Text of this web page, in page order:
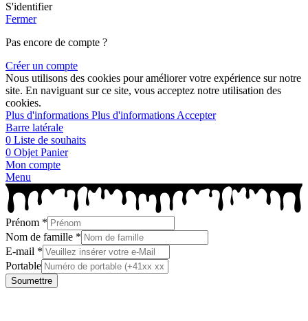
S'identifier
Fermer
Pas encore de compte ?
Créer un compte
Nous utilisons des cookies pour améliorer votre expérience sur notre
site. En naviguant sur ce site, vous acceptez notre utilisation des
cookies.
Plus d'informations Plus d'informations Accepter
Barre latérale
0 Liste de souhaits
0 Objet Panier
Mon compte
Menu
Prénom *
Nom de famille *
E-mail *
Portable
Soumettre